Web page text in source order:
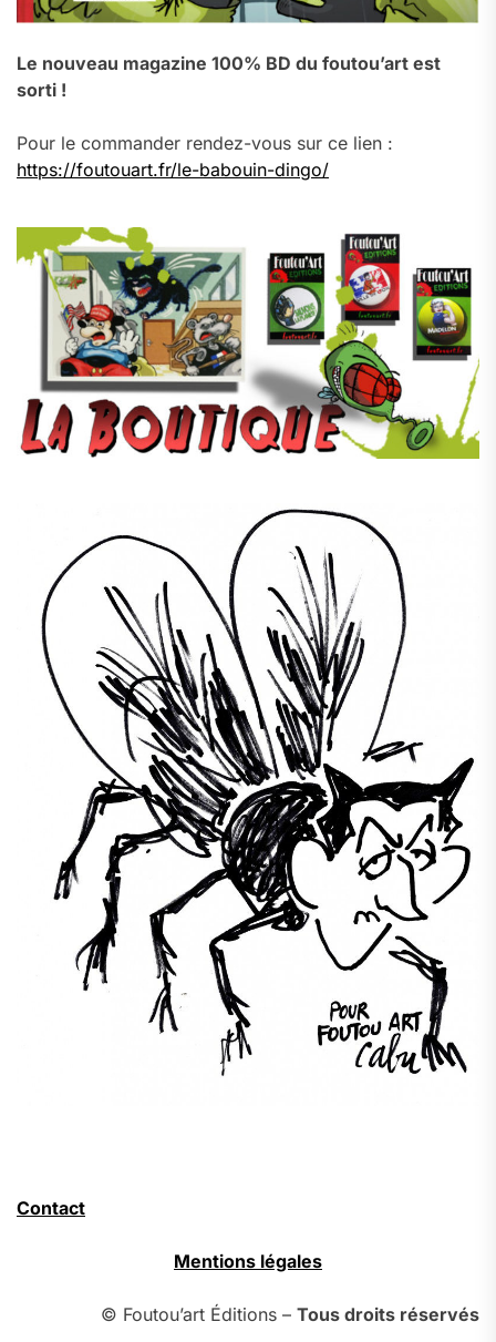
Le nouveau magazine 100% BD du foutou’art est
sorti !
Pour le commander rendez-vous sur ce lien :
https://foutouart.fr/le-babouin-dingo/
Contact
Mentions légales
© Foutou’art Éditions – Tous droits réservés